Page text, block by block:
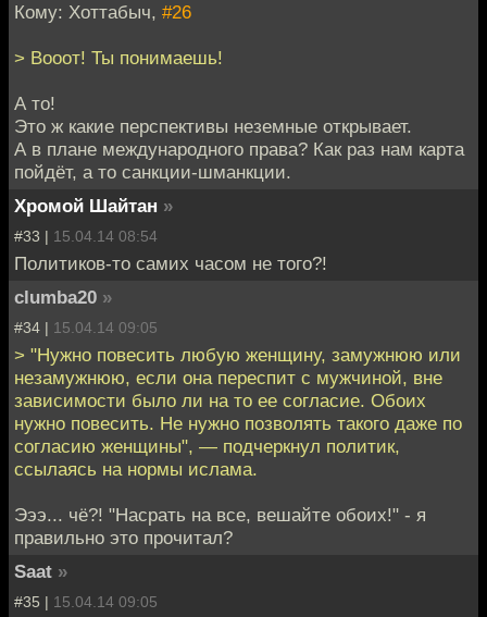
Кому: Хоттабыч, #26
> Вооот! Ты понимаешь!
А то!
Это ж какие перспективы неземные открывает.
А в плане международного права? Как раз нам карта
пойдёт, а то санкции-шманкции.
Хромой Шайтан »
#33 | 15.04.14 08:54
Политиков-то самих часом не того?!
clumba20 »
#34 | 15.04.14 09:05
> "Нужно повесить любую женщину, замужнюю или
незамужнюю, если она переспит с мужчиной, вне
зависимости было ли на то ее согласие. Обоих
нужно повесить. Не нужно позволять такого даже по
согласию женщины", — подчеркнул политик,
ссылаясь на нормы ислама.
Эээ... чё?! "Насрать на все, вешайте обоих!" - я
правильно это прочитал?
Saat »
#35 | 15.04.14 09:05